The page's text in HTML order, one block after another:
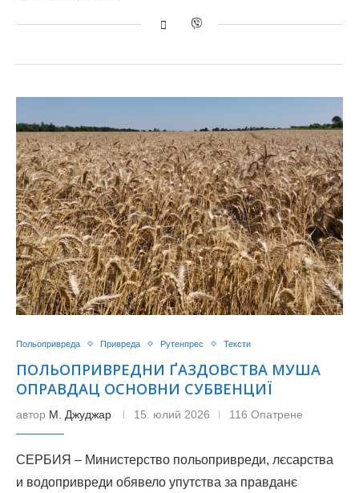
Польопривреда Привреда Рутенпрес Тексти
ПОЛЬОПРИВРЕДНИ ҐАЗДОВСТВА МУША
ОПРАВДАЦ ОСНОВНИ СУБВЕНЦИЇ
автор М. Джуджар 15. юлий 2026 116 Опатрене
СЕРБИЯ – Министерство польопривреди, лєсарства
и водопривреди обявело упутства за правданє